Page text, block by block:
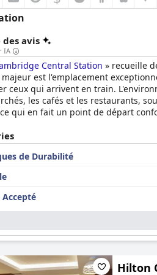
des avis
IA
Central Station » recueille
est l'emplacement
ceux qui arrivent en train.
les cafés et les restaurants,
qui en fait un point de départ
du petit-déjeuner est saluée
notamment des plats
parfois des aliments tièdes et des
du dîner, en particulier les pizzas
son atmosphère détendue, bien
pléthore de restaurants à
de l'ibis Cambridge Central
des problèmes mineurs d'entretien
de Durabilité
Accepté
Hilton